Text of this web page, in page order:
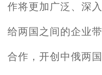
作将更加广泛、深
给两国之间的企业
合作，开创中俄两